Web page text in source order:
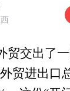
贸交出了
贸进出口